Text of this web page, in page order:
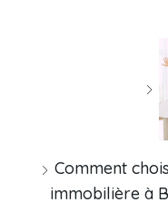
Comment
immobilière à